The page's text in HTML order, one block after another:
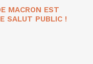
MACRON EST
SALUT PUBLIC !